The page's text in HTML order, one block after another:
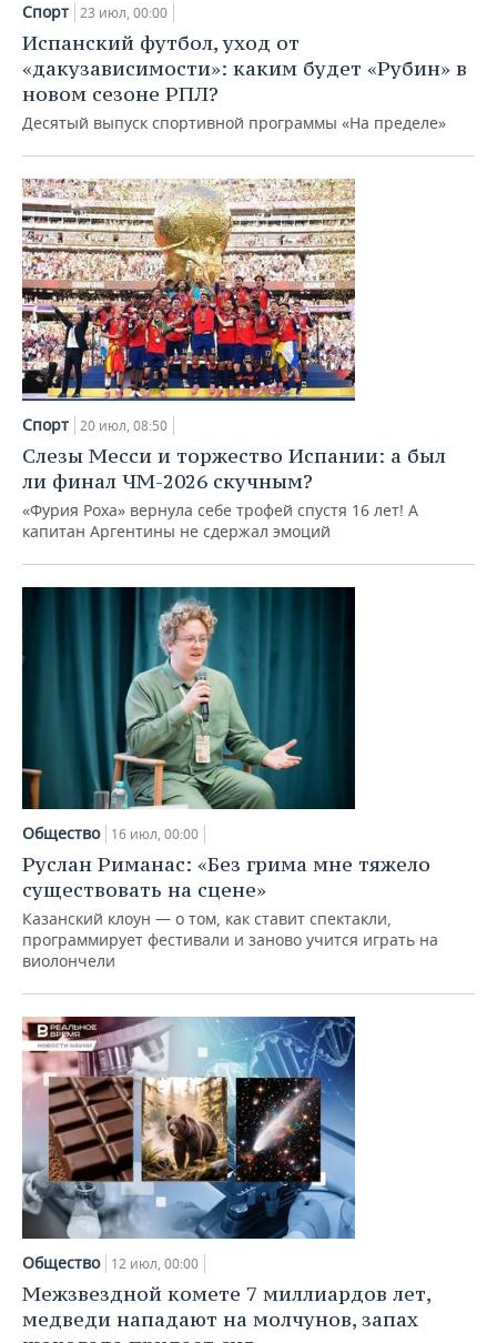
Спорт 23 июл, 00:00
Испанский футбол, уход от
«дакузависимости»: каким будет «Рубин» в
новом сезоне РПЛ?
Десятый выпуск спортивной программы «На пределе»
Спорт 20 июл, 08:50
Слезы Месси и торжество Испании: а был
ли финал ЧМ-2026 скучным?
«Фурия Роха» вернула себе трофей спустя 16 лет! А
капитан Аргентины не сдержал эмоций
Общество 16 июл, 00:00
Руслан Риманас: «Без грима мне тяжело
существовать на сцене»
Казанский клоун — о том, как ставит спектакли,
программирует фестивали и заново учится играть на
виолончели
Общество 12 июл, 00:00
Межзвездной комете 7 миллиардов лет,
медведи нападают на молчунов, запах